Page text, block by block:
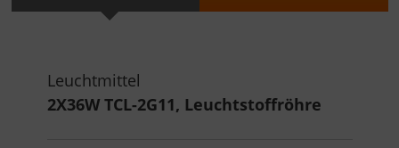
Leuchtmittel
2X36W TCL-2G11, Leuchtstoffröhre